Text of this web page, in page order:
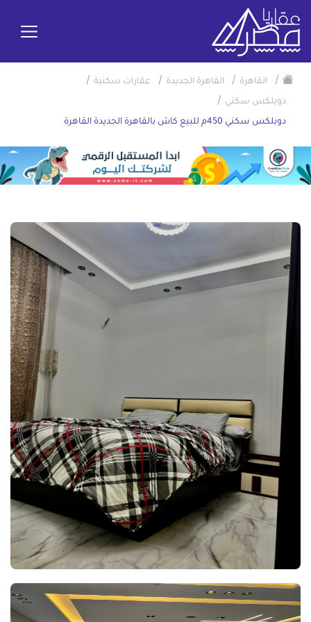
/ القاهرة / القاهرة الجديدة / عقارات سكنية /
دوبلكس سكني /
دوبلكس سكني 450م للبيع كاش بالقاهرة الجديدة القاهرة